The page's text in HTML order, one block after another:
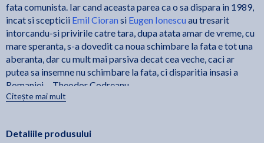
fata comunista. Iar cand aceasta parea ca o sa dispara in 1989,
incat si scepticii Emil Cioran si Eugen Ionescu au tresarit
intorcandu-si privirile catre tara, dupa atata amar de vreme, cu
mare speranta, s-a dovedit ca noua schimbare la fata e tot una
aberanta, dar cu mult mai parsiva decat cea veche, caci ar
putea sa insemne nu schimbare la fata, ci disparitia insasi a
Romaniei. - Theodor Codreanu
Citește mai mult
Detaliile produsului